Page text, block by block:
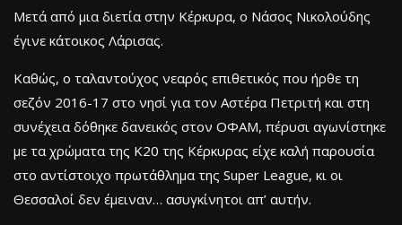
Μετά από μια διετία στην Κέρκυρα, ο Νάσος Νικολούδης
έγινε κάτοικος Λάρισας.
Καθώς, ο ταλαντούχος νεαρός επιθετικός που ήρθε τη
σεζόν 2016-17 στο νησί για τον Αστέρα Πετριτή και στη
συνέχεια δόθηκε δανεικός στον ΟΦΑΜ, πέρυσι αγωνίστηκε
με τα χρώματα της Κ20 της Κέρκυρας είχε καλή παρουσία
στο αντίστοιχο πρωτάθλημα της Super League, κι οι
Θεσσαλοί δεν έμειναν… ασυγκίνητοι απ’ αυτήν.